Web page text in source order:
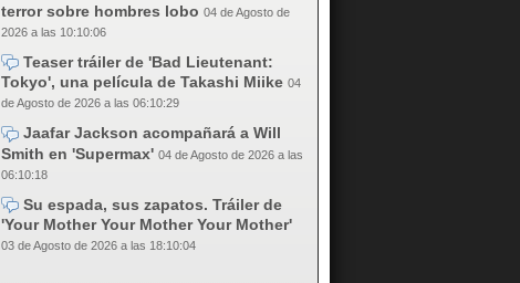
terror sobre hombres lobo 04 de Agosto de
2026 a las 10:10:06
Teaser tráiler de 'Bad Lieutenant:
Tokyo', una película de Takashi Miike 04
de Agosto de 2026 a las 06:10:29
Jaafar Jackson acompañará a Will
Smith en 'Supermax' 04 de Agosto de 2026 a las
06:10:18
Su espada, sus zapatos. Tráiler de
'Your Mother Your Mother Your Mother'
03 de Agosto de 2026 a las 18:10:04